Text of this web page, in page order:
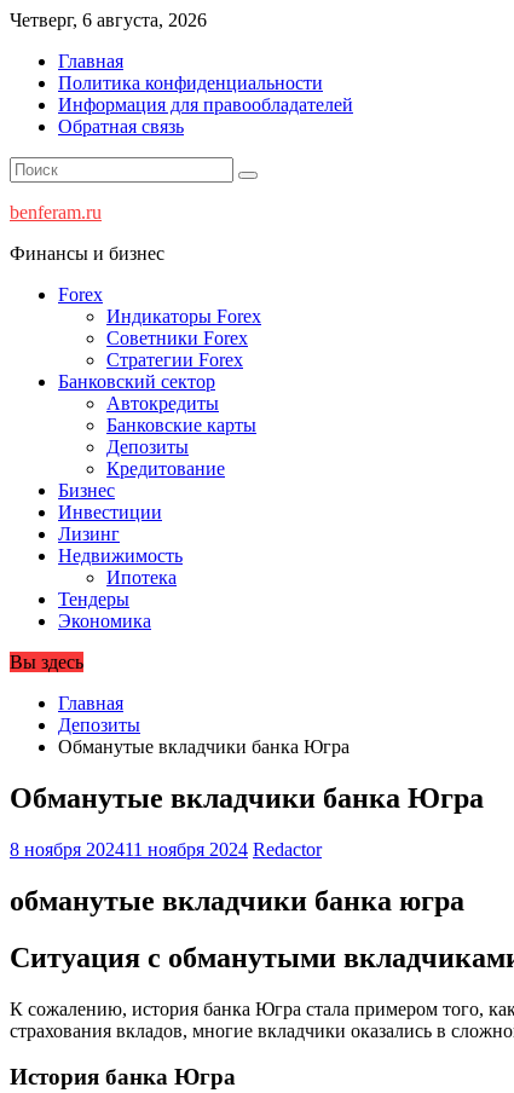
Перейти
содержимому
Четверг, 6 августа, 2026
Главная
Политика конфиденциальности
Информация для правообладателей
Обратная связь
benferam.ru
Финансы и бизнес
Forex
Индикаторы Forex
Советники Forex
Стратегии Forex
Банковский сектор
Автокредиты
Банковские карты
Депозиты
Кредитование
Бизнес
Инвестиции
Лизинг
Недвижимость
Ипотека
Тендеры
Экономика
Вы здесь
Главная
Депозиты
Обманутые вкладчики банка Югра
Обманутые вкладчики банка Югра
8 ноября 202411 ноября 2024 Redactor
обманутые вкладчики банка югра
Ситуация с обманутыми
К сожалению, история банка Югра стала примером того,
страхования вкладов, многие вкладчики оказались в
История банка Югра